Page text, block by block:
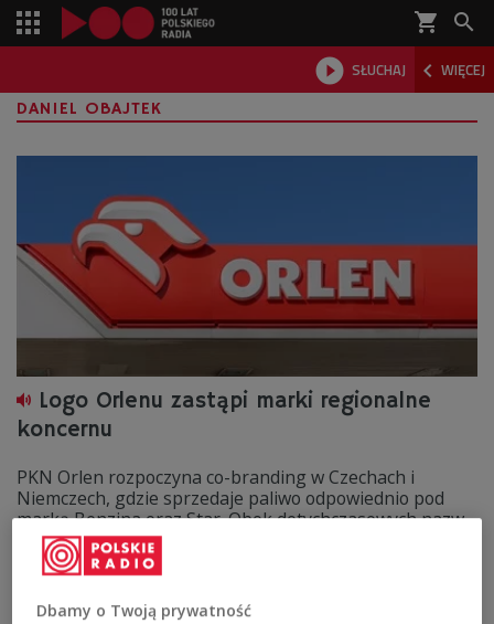
shopping_cart 
 SŁUCHAJ  WIĘCEJ

DANIEL OBAJTEK
Logo Orlenu zastąpi marki regionalne
koncernu
PKN Orlen rozpoczyna co-branding w Czechach i
Niemczech, gdzie sprzedaje paliwo odpowiednio pod
marką Benzina oraz Star. Obok dotychczasowych nazw
na stacjach koncernu w tych krajach pojawi się logo
"Orlen Group", a za trzy lata ma ono całkowicie zastąpić
marki regionalne.
Zobacz więcej na temat:Orlen
Dbamy o Twoją prywatność